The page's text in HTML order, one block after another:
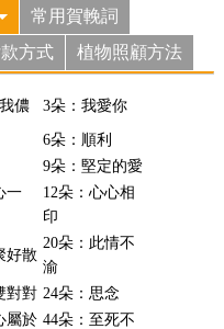
常用賀輓詞
方式 植物照顧方法
儂 3朵：我愛你
6朵：順利
9朵：堅定的愛
一
12朵：心心相
印
好散
20朵：此情不
渝
對對 24朵：思念
屬於 44朵：至死不